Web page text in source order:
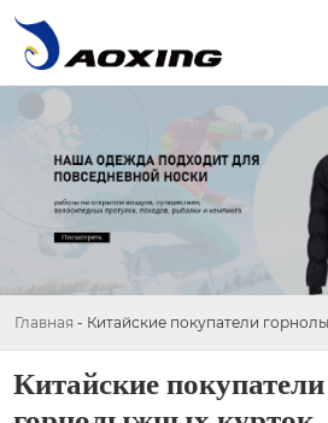
Главная - Китайские покупатели
Китайские покупатели